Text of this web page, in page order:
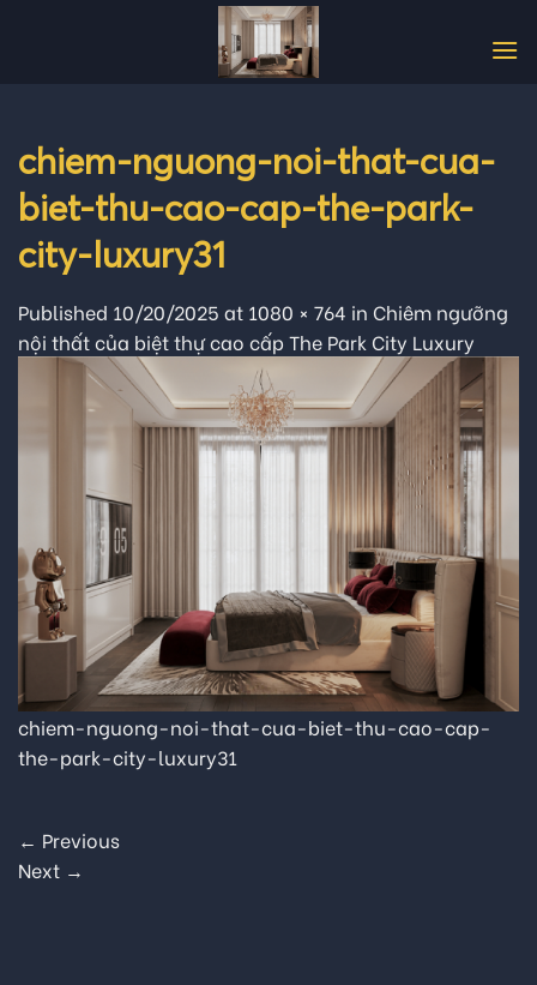
chiem-nguong-noi-that-cua-
biet-thu-cao-cap-the-park-
city-luxury31
Published 10/20/2025 at 1080 × 764 in Chiêm ngưỡng
nội thất của biệt thự cao cấp The Park City Luxury
chiem-nguong-noi-that-cua-biet-thu-cao-cap-
the-park-city-luxury31
← Previous
Next →